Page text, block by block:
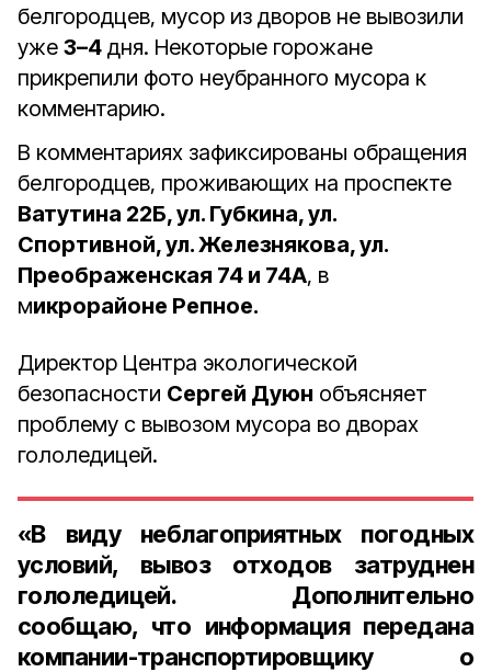
белгородцев, мусор из дворов не вывозили
уже 3–4 дня. Некоторые горожане
прикрепили фото неубранного мусора к
комментарию.
В комментариях зафиксированы обращения
белгородцев, проживающих на проспекте
Ватутина 22Б, ул. Губкина, ул.
Спортивной, ул. Железнякова, ул.
Преображенская 74 и 74А, в
микрорайоне Репное.
Директор Центра экологической
безопасности Сергей Дуюн объясняет
проблему с вывозом мусора во дворах
гололедицей.
«В виду неблагоприятных погодных
условий, вывоз отходов затруднен
гололедицей. Дополнительно
сообщаю, что информация передана
компании-транспортировщику о